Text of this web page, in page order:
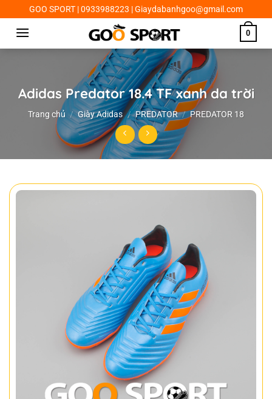
Chuyển
đến
dung
GOO SPORT | 0933988223 | Giaydabanhgoo@gmail.com
0
Adidas Predator 18.4 TF xanh da trời
Trang chủ / Giày Adidas / PREDATOR / PREDATOR 18